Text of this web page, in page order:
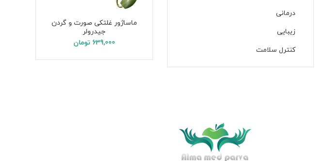
درمانی
زیبایی
کنترل سلامت
ماساژور غلتکی صورت و گردن
جیدرولر
639,000 تومان